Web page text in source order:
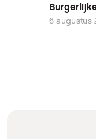
6 augustus